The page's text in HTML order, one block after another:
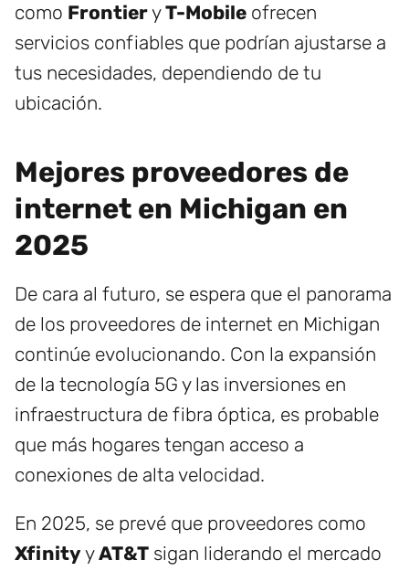
como FrontieryT-Mobile ofrecen
servicios confiables que podrían ajustarse a
tus necesidades, dependiendo de tu
ubicación.
Mejores proveedores de
internet en Michigan en
2025
De cara al futuro, se espera que el panorama
de los proveedores de internet en Michigan
continúe evolucionando. Con la expansión
de la tecnología 5G y las inversiones en
infraestructura de fibra óptica, es probable
que más hogares tengan acceso a
conexiones de alta velocidad.
En 2025, se prevé que proveedores como
XfinityyAT&T sigan liderando el mercado